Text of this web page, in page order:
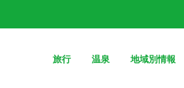
旅行 温泉 地域別情報